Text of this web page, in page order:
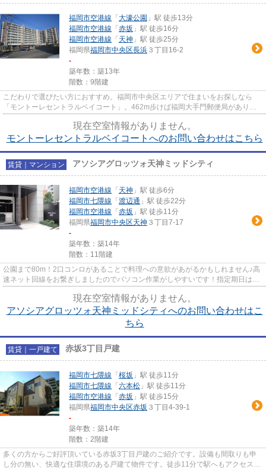
福岡市空港線 「大濠公園 」駅 徒歩13分
福岡市空港線 「赤坂 」駅 徒歩16分
福岡市空港線 「天神 」駅 徒歩25分
福岡県福岡市中央区長浜 ３丁目16-2
-
築年数：築13年
階数：9階建
こだわりで選びたい方におすすめ。福岡市中央区エリアで住まいをお探しなら
「モントーレセントラルベイコート」。462m歩けば福岡大手門郵便局がありま
す！室内に洗濯機スペースも確保...
現在空室情報がありません。
モントーレセントラルベイコートへのお問い合わせはこちら
賃貸｜マンション アソシアグロッツォ天神ミッドシティ
福岡市空港線 「天神 」駅 徒歩6分
福岡市七隈線 「渡辺通 」駅 徒歩22分
福岡市空港線 「赤坂 」駅 徒歩11分
福岡県福岡市中央区天神 ３丁目7-17
-
築年数：築14年
階数：11階建
公園まで80m！2口コンロがあることで料理への意欲があがるかもしれません♪高
速ネット回線をお繋ぎしましたのでパソコン作業がしやすいです！指定期日は
2017年4月となっておりますので...
現在空室情報がありません。
アソシアグロッツォ天神ミッドシティへのお問い合わせはこ
ちら
賃貸｜一戸建て 赤坂3丁目戸建
福岡市七隈線 「桜坂 」駅 徒歩11分
福岡市七隈線 「六本松 」駅 徒歩11分
福岡市空港線 「赤坂 」駅 徒歩15分
福岡県福岡市中央区赤坂 ３丁目4-39-1
-
築年数：築14年
階数：2階建
多くの方からご好評頂いている赤坂3丁目戸建のご紹介です。設備も間取りも申
し分の無い、快適な住環境のある戸建て物件です。徒歩11分で駅へもアクセスで